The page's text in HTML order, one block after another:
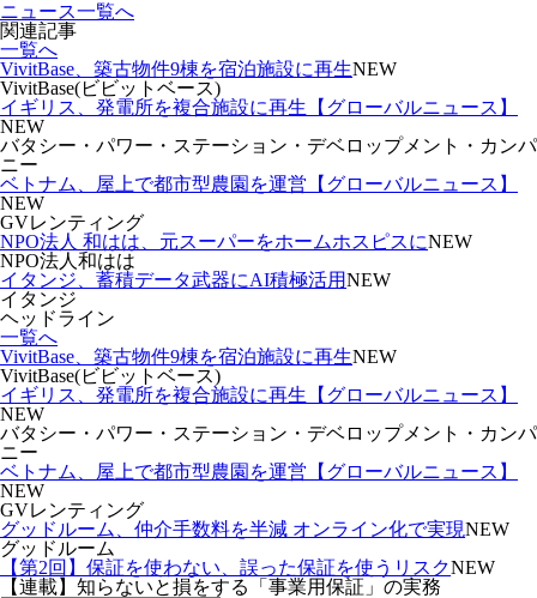
ニュース一覧へ
関連記事
一覧へ
VivitBase、築古物件9棟を宿泊施設に再生NEW
VivitBase(ビビットベース)
イギリス、発電所を複合施設に再生【グローバルニュース】
NEW
バタシー・パワー・ステーション・デベロップメント・カンパ
ニー
ベトナム、屋上で都市型農園を運営【グローバルニュース】
NEW
GVレンティング
NPO法人 和はは、元スーパーをホームホスピスにNEW
NPO法人和はは
イタンジ、蓄積データ武器にAI積極活用NEW
イタンジ
ヘッドライン
一覧へ
VivitBase、築古物件9棟を宿泊施設に再生NEW
VivitBase(ビビットベース)
イギリス、発電所を複合施設に再生【グローバルニュース】
NEW
バタシー・パワー・ステーション・デベロップメント・カンパ
ニー
ベトナム、屋上で都市型農園を運営【グローバルニュース】
NEW
GVレンティング
グッドルーム、仲介手数料を半減 オンライン化で実現NEW
グッドルーム
【第2回】保証を使わない、誤った保証を使うリスクNEW
【連載】知らないと損をする「事業用保証」の実務